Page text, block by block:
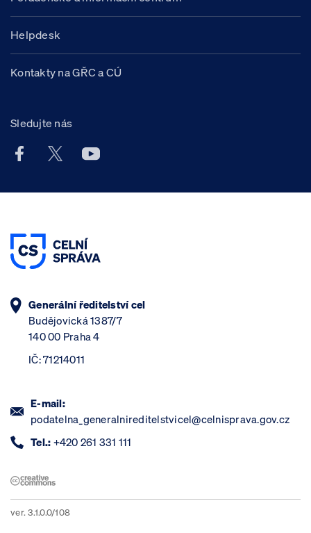
Helpdesk
Kontakty na GŘC a CÚ
Sledujte nás
Facebook účet Celní správy ČR
X účet Celní správy ČR
Youtube účet Celní správy ČR
Generální ředitelství cel
Budějovická 1387/7
140 00 Praha 4
IČ: 71214011
E-mail:
podatelna_generalnireditelstvicel@celnisprava.gov.cz
Tel.: +420 261 331 111
ver. 3.1.0.0/108